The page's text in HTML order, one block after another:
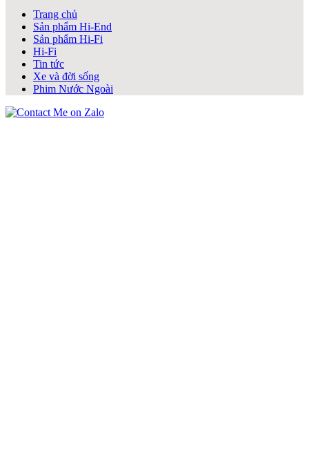
Trang chủ
Sản phẩm Hi-End
Sản phẩm Hi-Fi
Hi-Fi
Tin tức
Xe và đời sống
Phim Nước Ngoài